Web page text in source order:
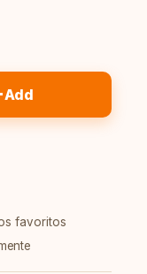
Add
favoritos